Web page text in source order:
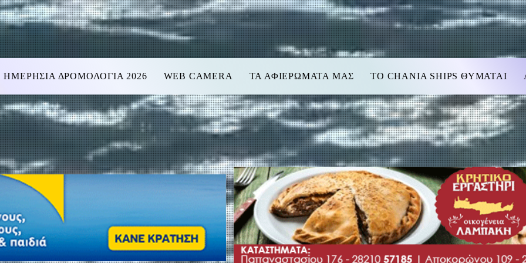
ΗΜΕΡΗΣΙΑ ΔΡΟΜΟΛΟΓΙΑ 2026 WEB CAMERA ΤΑ ΑΦΙΕΡΩΜΑΤΑ ΜΑΣ TO CHANIA SHIPS ΘΥΜΑΤΑΙ